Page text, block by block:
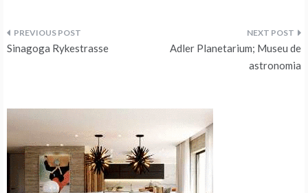
Navegação
artigos
Sinagoga Rykestrasse
Adler Planetarium; Museu de
astronomia